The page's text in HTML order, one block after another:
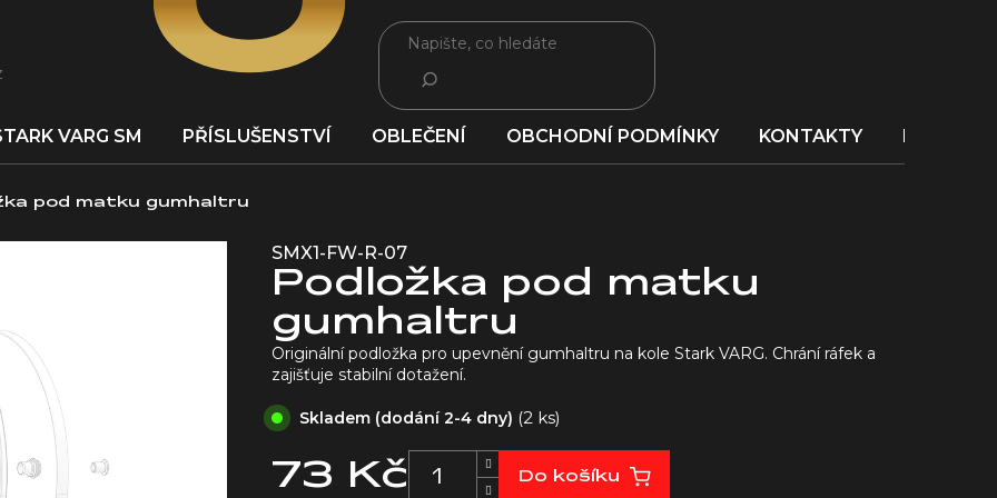
HLEDAT
VARG SM PŘÍSLUŠENSTVÍ OBLEČENÍ OBCHODNÍ PODMÍNKY KONTAKTY
pod matku gumhaltru
SMX1-FW-R-07
Podložka pod matku
gumhaltru
73 Kč
Skladem (dodání 2-4 dny) (2 ks)
Do košíku
Originální podložka pro upevnění gumhaltru na kole Stark VARG. Chrání ráfek a
zajišťuje stabilní dotažení.